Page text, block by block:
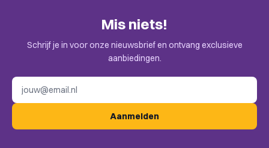
Mis niets!
Schrijf je in voor onze nieuwsbrief en ontvang exclusieve
aanbiedingen.
Aanmelden